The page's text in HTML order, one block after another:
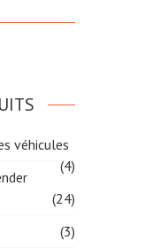
véhicules
(4)
(24)
(3)